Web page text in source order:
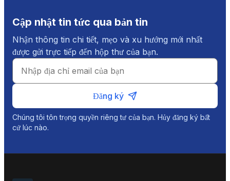
Cập nhật tin tức qua bản tin
Nhận thông tin chi tiết, mẹo và xu hướng mới nhất
được gửi trực tiếp đến hộp thư của bạn.
Đăng ký
Chúng tôi tôn trọng quyền riêng tư của bạn. Hủy đăng ký bất
cứ lúc nào.